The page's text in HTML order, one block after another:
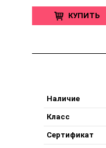
КУПИТЬ
Наличие
Класс
Сертификат